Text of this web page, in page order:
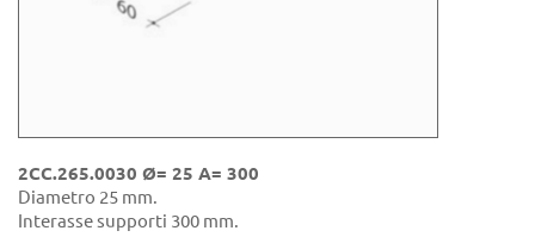
2CC.265.0030 Ø= 25 A= 300
Diametro 25 mm.
Interasse supporti 300 mm.